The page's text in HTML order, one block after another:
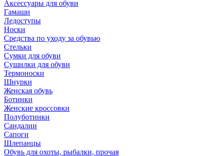
Аксессуары для обуви
Гамаши
Ледоступы
Носки
Средства по уходу за обувью
Стельки
Сумки для обуви
Сушилки для обуви
Термоноски
Шнурки
Женская обувь
Ботинки
Женские кроссовки
Полуботинки
Сандалии
Сапоги
Шлепанцы
Обувь для охоты, рыбалки, прочая